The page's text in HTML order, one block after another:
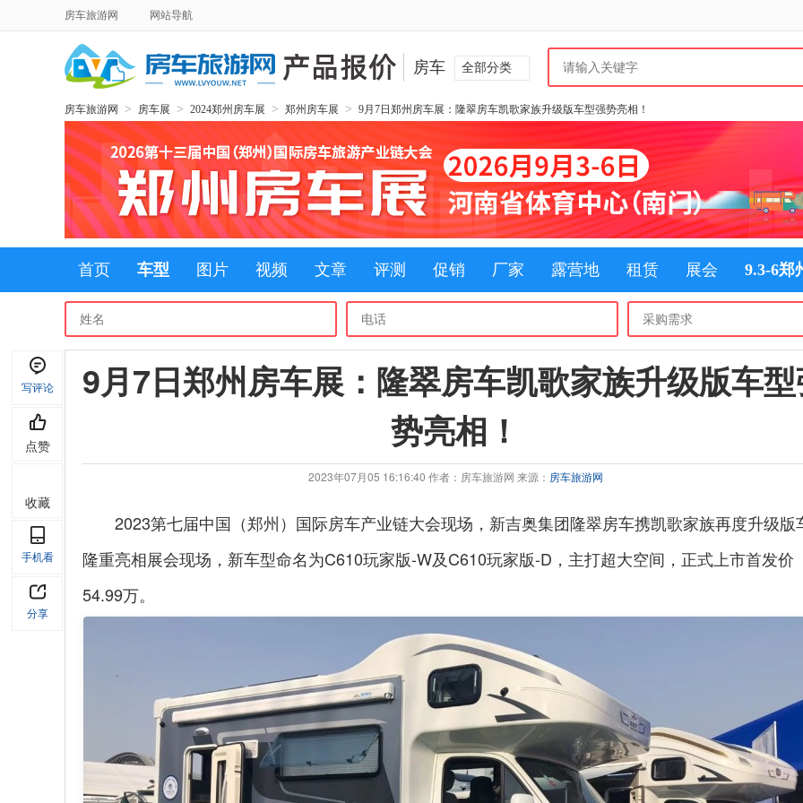
房车旅游网 网站导航
房车 全部分类
房车旅游网 > 房车展 > 2024郑州房车展 > 郑州房车展 > 9月7日郑州房车展：隆翠房车凯歌家族升级版车型强势亮相！
首页 车型 图片 视频 文章 评测 促销 厂家 露营地 租赁 展会 9.3-6郑
9月7日郑州房车展：隆翠房车凯歌家族升级版车
势亮相！
2023年07月05 16:16:40 作者：房车旅游网 来源： 房车旅游网
2023第七届中国（郑州）国际房车产业链大会现场，新吉奥集团隆翠房车携凯歌家族再度升级版
隆重亮相展会现场，新车型命名为C610玩家版-W及C610玩家版-D，主打超大空间，正式上市首发价
54.99万。
写评论
点赞
收藏
手机看
分享